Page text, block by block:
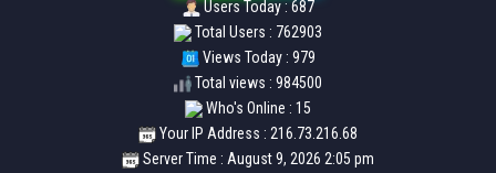
Users Today : 687
Total Users : 762903
Views Today : 979
Total views : 984500
Who's Online : 15
Your IP Address : 216.73.216.68
Server Time : August 9, 2026 2:05 pm